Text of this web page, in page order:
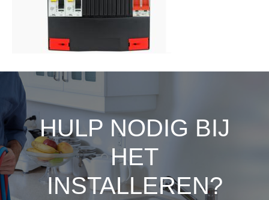
HULP NODIG BIJ
HET
INSTALLEREN?